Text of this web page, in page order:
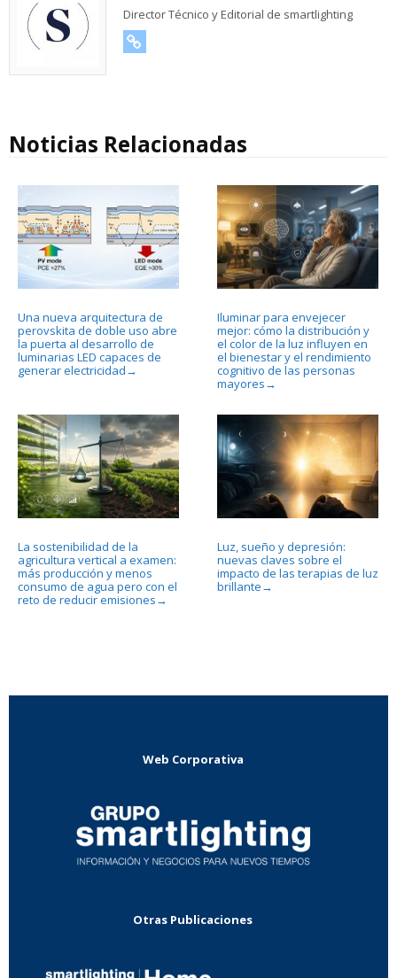
Director Técnico y Editorial de smartlighting
Noticias Relacionadas
Una nueva arquitectura de
perovskita de doble uso abre
la puerta al desarrollo de
luminarias LED capaces de
generar electricidad →
Iluminar para envejecer
mejor: cómo la distribución y
el color de la luz influyen en
el bienestar y el rendimiento
cognitivo de las personas
mayores →
La sostenibilidad de la
agricultura vertical a examen:
más producción y menos
consumo de agua pero con el
reto de reducir emisiones →
Luz, sueño y depresión:
nuevas claves sobre el
impacto de las terapias de luz
brillante →
Web Corporativa
Otras Publicaciones